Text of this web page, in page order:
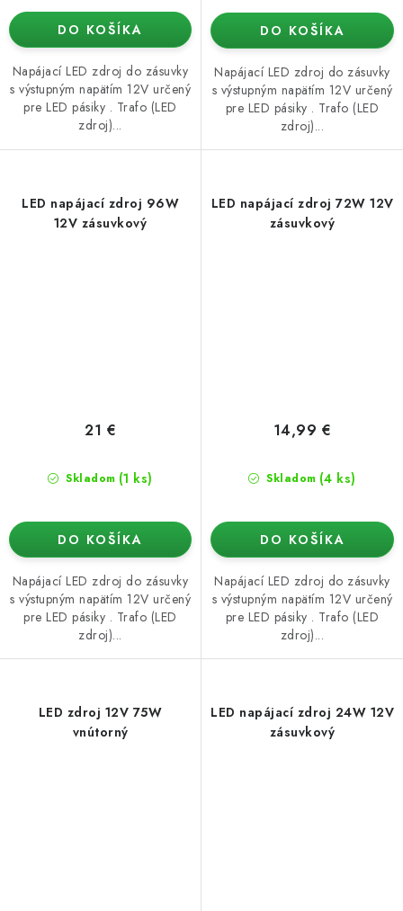
DO KOŠÍKA
Napájací LED zdroj do zásuvky
s výstupným napätím 12V určený
pre LED pásiky . Trafo (LED
zdroj)...
DO KOŠÍKA
Napájací LED zdroj do zásuvky
s výstupným napätím 12V určený
pre LED pásiky . Trafo (LED
zdroj)...
LED napájací zdroj 96W
12V zásuvkový
Skladom (1 ks)
21 €
DO KOŠÍKA
Napájací LED zdroj do zásuvky
s výstupným napätím 12V určený
pre LED pásiky . Trafo (LED
zdroj)...
LED napájací zdroj 72W 12V
zásuvkový
Skladom (4 ks)
14,99 €
DO KOŠÍKA
Napájací LED zdroj do zásuvky
s výstupným napätím 12V určený
pre LED pásiky . Trafo (LED
zdroj)...
LED zdroj 12V 75W
vnútorný
LED napájací zdroj 24W 12V
zásuvkový